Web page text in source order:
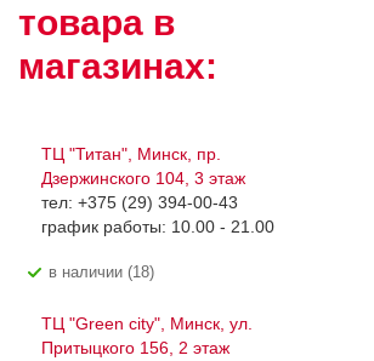
товара в
магазинах:
ТЦ "Титан", Минск, пр.
Дзержинского 104, 3 этаж
тел: +375 (29) 394-00-43
график работы: 10.00 - 21.00
В наличии (18)
ТЦ "Green city", Минск, ул.
Притыцкого 156, 2 этаж